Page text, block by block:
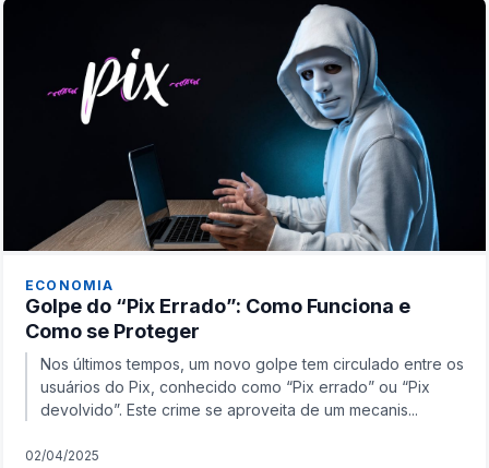
ECONOMIA
Golpe do “Pix Errado”: Como Funciona e
Como se Proteger
Nos últimos tempos, um novo golpe tem circulado entre os
usuários do Pix, conhecido como “Pix errado” ou “Pix
devolvido”. Este crime se aproveita de um mecanis...
02/04/2025